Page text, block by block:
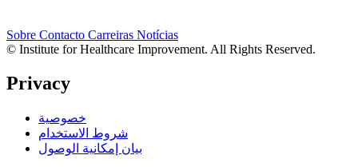
Sobre Contacto Carreiras Notícias
© Institute for Healthcare Improvement. All Rights Reserved.
Privacy
خصوصية
شروط الاستخدام
بيان إمكانية الوصول